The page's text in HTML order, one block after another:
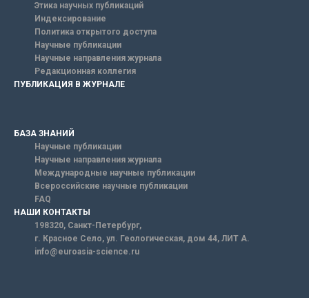
Этика научных публикаций
Индексирование
Политика открытого доступа
Научные публикации
Научные направления журнала
Редакционная коллегия
ПУБЛИКАЦИЯ В ЖУРНАЛЕ
БАЗА ЗНАНИЙ
Научные публикации
Научные направления журнала
Международные научные публикации
Всероссийские научные публикации
FAQ
НАШИ КОНТАКТЫ
198320, Санкт-Петербург,
г. Красное Село, ул. Геологическая, дом 44, ЛИТ А.
info@euroasia-science.ru